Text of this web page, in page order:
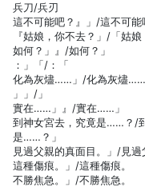
兵刀/兵刃
這不可能吧？』」/這不可能
『姑娘，你不去？」/「姑娘
如何？」』/如何？」
：」「/：「
化為灰燼……」/化為灰燼……
」」/」
實在……」』/實在……」
到神女宮去，究竟是……？/
是……？」
見過父親的真面目。」/見過
這種傷痕。」/這種傷痕。
不勝焦急。」/不勝焦急。